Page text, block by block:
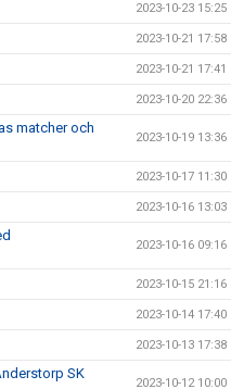
2023-10-23 15:25
2023-10-21 17:58
2023-10-21 17:41
2023-10-20 22:36
matcher och
2023-10-19 13:36
2023-10-17 11:30
2023-10-16 13:03
2023-10-16 09:16
2023-10-15 21:16
2023-10-14 17:40
2023-10-13 17:38
SK
2023-10-12 10:00